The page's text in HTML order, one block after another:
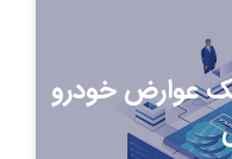
عوارض خودرو